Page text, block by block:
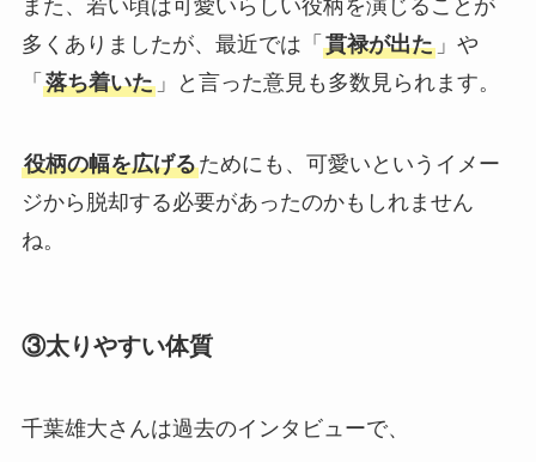
また、若い頃は可愛いらしい役柄を演じることが
多くありましたが、最近では「 貫禄が出た」や
「 落ち着いた」と言った意見も多数見られます。
役柄の幅を広げるためにも、可愛いというイメー
ジから脱却する必要があったのかもしれません
ね。
③太りやすい体質
千葉雄大さんは過去のインタビューで、